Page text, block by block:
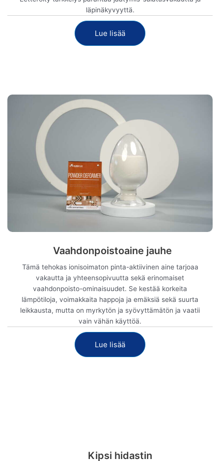
läpinäkyvyyttä.
Lue lisää
Vaahdonpoistoaine jauhe
Tämä tehokas ionisoimaton pinta-aktiivinen aine tarjoaa
vakautta ja yhteensopivuutta sekä erinomaiset
vaahdonpoisto-ominaisuudet. Se kestää korkeita
lämpötiloja, voimakkaita happoja ja emäksiä sekä suurta
leikkausta, mutta on myrkytön ja syövyttämätön ja vaatii
vain vähän käyttöä.
Lue lisää
Kipsi hidastin